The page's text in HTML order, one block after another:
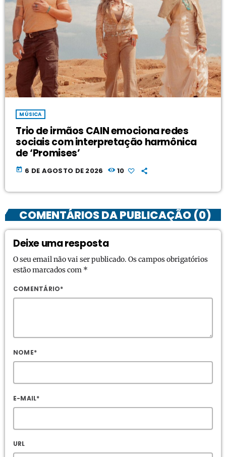
MÚSICA
Trio de irmãos CAIN emociona redes
sociais com interpretação harmônica
de ‘Promises’
today 6 DE AGOSTO DE 2026 10
COMENTÁRIOS DA PUBLICAÇÃO (0)
Deixe uma resposta
O seu email não vai ser publicado. Os campos obrigatórios
estão marcados com *
COMENTÁRIO*
NOME*
E-MAIL*
URL